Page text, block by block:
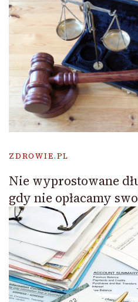
ZDROWIE.PL
Nie wyprostowane
gdy nie opłacamy